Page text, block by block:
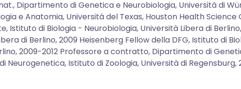
Dipartimento di Genetica e Neurobiologia, Università di
e Anatomia, Università del Texas, Houston Health
Istituto di Biologia - Neurobiologia, Università Libera di
di Berlino, 2009 Heisenberg Fellow della DFG, Istituto di
2009-2012 Professore a contratto, Dipartimento di
Neurogenetica, Istituto di Zoologia, Università di Regensburg,